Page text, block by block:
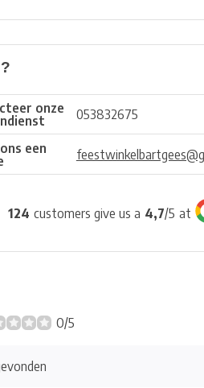
onze
053832675
een
124 customers give us a 4,7/5 at
0/5